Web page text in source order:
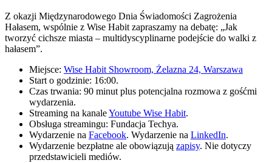
Z okazji Międzynarodowego Dnia Świadomości Zagrożenia
Hałasem, wspólnie z Wise Habit zapraszamy na debatę: „Jak
tworzyć cichsze miasta – multidyscyplinarne podejście do walki z
hałasem”.
Miejsce: Wise Habit Showroom, Żelazna 24, Warszawa
Start o godzinie: 16:00.
Czas trwania: 90 minut plus potencjalna rozmowa z gośćmi
wydarzenia.
Streaming na kanaleYoutube Wise Habit.
Obsługa streamingu: Fundacja Techya.
Wydarzenie na Facebook. Wydarzenie na LinkedIn.
Wydarzenie bezpłatne ale obowiązują zapisy. Nie dotyczy
przedstawicieli mediów.